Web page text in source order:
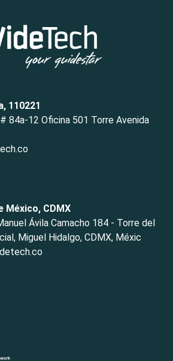
110221
84a-12 Oficina 501 Torre Avenida
México, CDMX
Ávila Camacho 184 - Torre del
Miguel Hidalgo, CDMX, Méxic